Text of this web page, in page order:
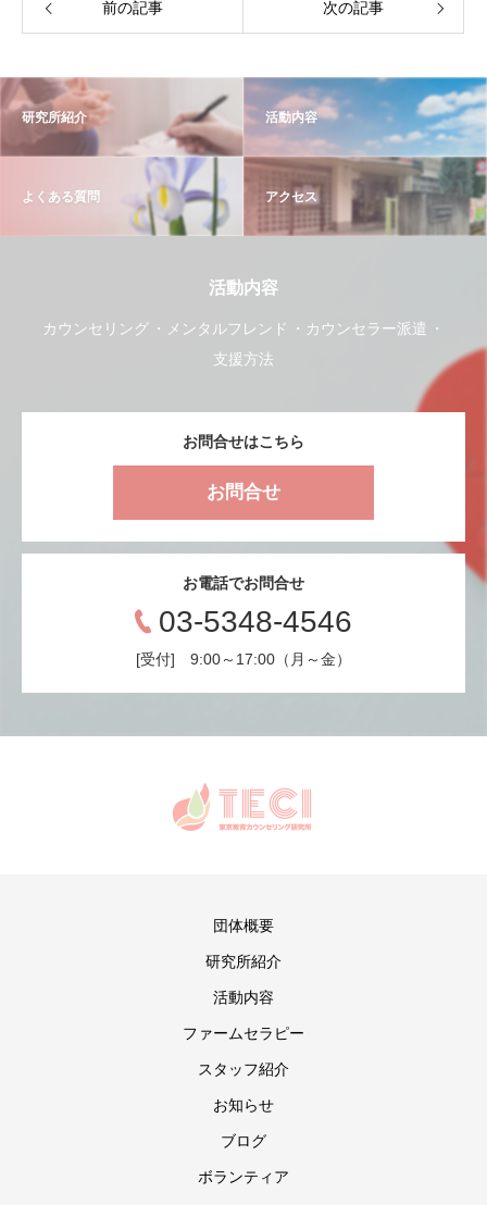
前の記事 次の記事
研究所紹介 活動内容
よくある質問 アクセス
活動内容
カウンセリング メンタルフレンド
カウンセラー派遣
支援方法
お問合せはこちら
お問合せ
お電話でお問合せ
03-5348-4546
[受付] 9:00～17:00（月～金）
団体概要
研究所紹介
活動内容
ファームセラピー
スタッフ紹介
お知らせ
ブログ
ボランティア